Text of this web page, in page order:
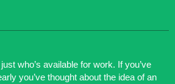
who’s available for work. If you’ve
you’ve thought about the idea of an